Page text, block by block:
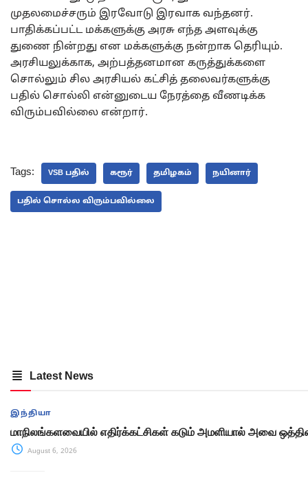
முதலமைச்சரும் இரவோடு இரவாக வந்தனர்.
பாதிக்கப்பட்ட மக்களுக்கு அரசு எந்த அளவுக்கு
துணை நின்றது என மக்களுக்கு நன்றாக தெரியும்.
அரசியலுக்காக, அற்பத்தனமான கருத்துக்களை
சொல்லும் சில அரசியல் கட்சித் தலைவர்களுக்கு
பதில் சொல்லி என்னுடைய நேரத்தை வீணடிக்க
விரும்பவில்லை என்றார்.
Tags: VSB பதில் கரூர் தமிழகம் நயினார்
பதில் சொல்ல விரும்பவில்லை
Latest News
இந்தியா
மாநிலங்களவையில் எதிர்க்கட்சிகள் கடும் அமளியால் அவை
August 6, 2026